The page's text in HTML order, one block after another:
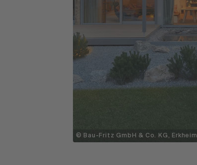
© Bau-Fritz GmbH & Co. KG, Erkheim